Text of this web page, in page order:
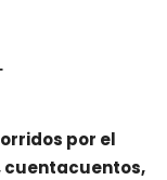
por el
cuentacuentos,